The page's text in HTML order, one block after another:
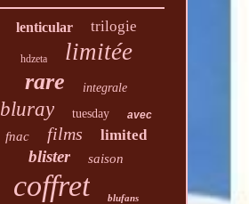
lenticular trilogie
hdzeta limitée
rare integrale
bluray tuesday avec
fnac films limited
blister saison
coffret blufans